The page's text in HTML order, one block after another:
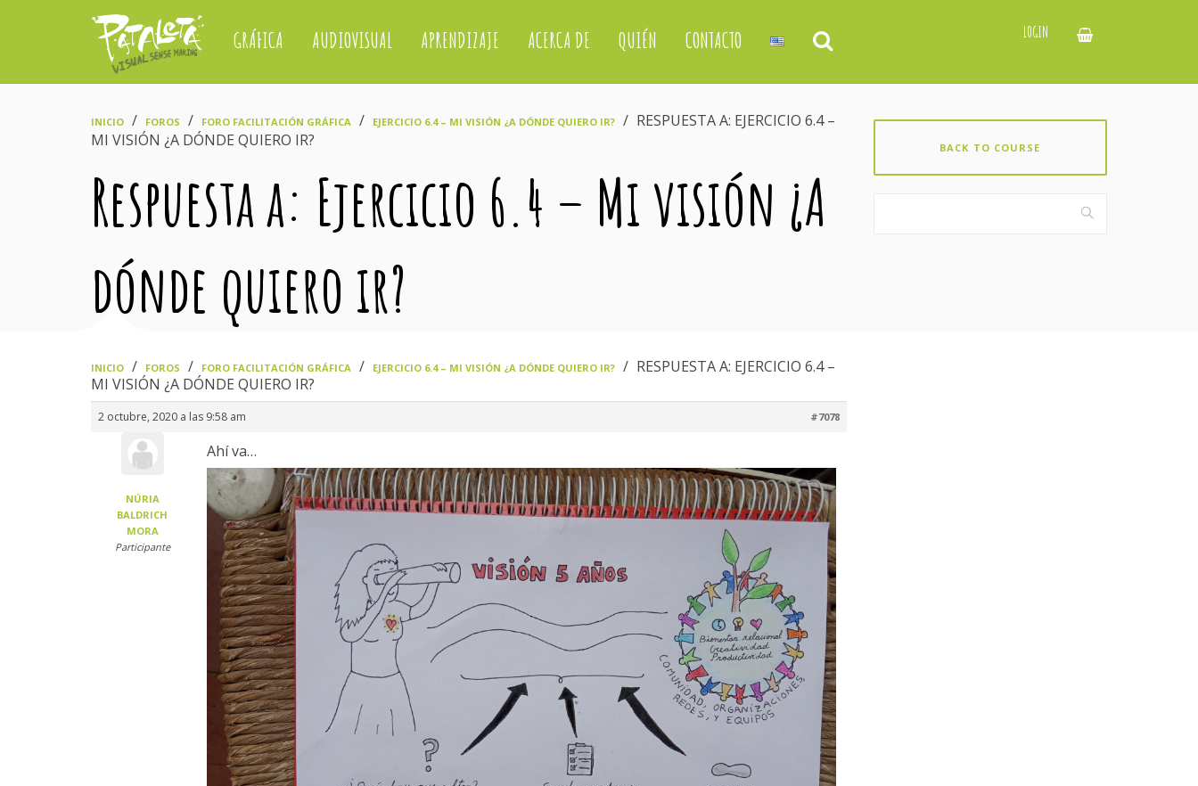
GRÁFICA AUDIOVISUAL APRENDIZAJE ACERCA DE QUIÉN CONTACTO LOGIN
INICIO FOROS FORO FACILITACIÓN GRÁFICA EJERCICIO 6.4 – MI VISIÓN ¿A DÓNDE QUIERO IR?
RESPUESTA A: EJERCICIO 6.4 –
MI VISIÓN ¿A DÓNDE QUIERO IR?
Respuesta a: Ejercicio 6.4 – Mi visión ¿A
dónde quiero ir?
BACK TO COURSE
INICIO FOROS FORO FACILITACIÓN GRÁFICA EJERCICIO 6.4 – MI VISIÓN ¿A DÓNDE QUIERO IR?
RESPUESTA A: EJERCICIO 6.4 –
MI VISIÓN ¿A DÓNDE QUIERO IR?
2 octubre, 2020 a las 9:58 am #7078
NÚRIA
BALDRICH
MORA
Participante
Ahí va…